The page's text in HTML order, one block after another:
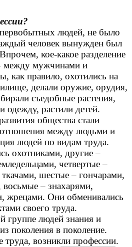
людей, не было
человек вынужден был
кое-какое разделение
между мужчинами и
правило, охотились на
делали оружие, орудия,
съедобные растения,
одежду, растили детей.
общества стали
между людьми и
людей по видам труда.
охотниками, другие –
четвертые –
шестые – гончарами,
– знахарями,
жрецами. Они обменивались
своего труда.
группе людей знания и
поколения в поколение.
труда, возникли профессии.